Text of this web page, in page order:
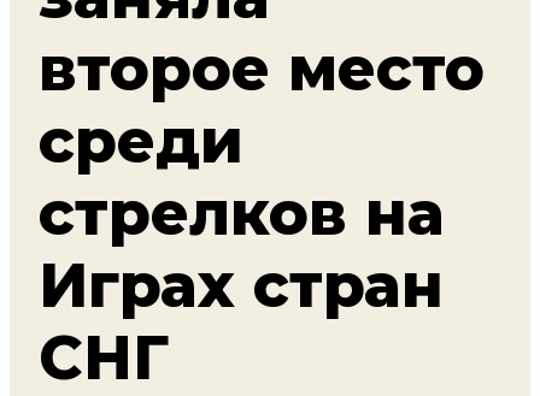
второе место
среди
стрелков на
Играх стран
СНГ